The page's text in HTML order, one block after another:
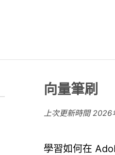
向量筆刷
上次更新時間2026
學習如何在